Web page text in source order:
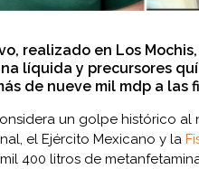
realizado en Los
líquida y precursores
de nueve mil mdp a las
un golpe histórico
el Ejército Mexicano y la
400 litros de